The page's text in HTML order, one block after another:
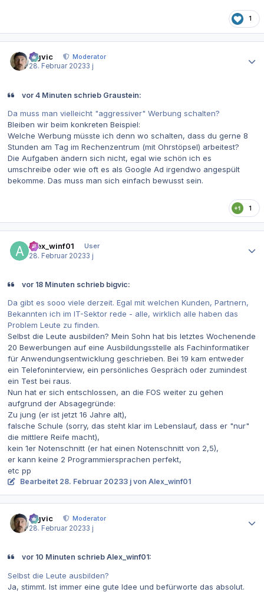
1
bigvic
Moderator
28. Februar 20233 j
vor 4 Minuten schrieb Graustein:
Da muss man vielleicht "aggressiver" Werbung schalten?
Bleiben wir beim konkreten Beispiel:
Welche Werbung müsste ich denn wo schalten, dass du gerne 8
Stunden am Tag im Rechenzentrum (mit Ohrstöpsel) arbeitest?
Die Aufgaben ändern sich nicht, egal wie schön ich es
umschreibe oder wie oft es als Google Ad irgendwo angespült
bekomme. Das muss man sich einfach bewusst sein.
1
Alex_winf01
User
28. Februar 20233 j
vor 18 Minuten schrieb bigvic:
Da gibt es sooo viele derzeit. Egal mit welchen Kunden, Partnern,
Bekannten ich im IT-Sektor rede - alle, wirklich alle haben das
Problem Leute zu finden.
Selbst die Leute ausbilden? Mein Sohn hat bis letztes Wochenende
20 Bewerbungen auf eine Ausbildungsstelle als Fachinformatiker
für Anwendungsentwicklung geschrieben. Bei 19 kam entweder
ein Telefoninterview, ein persönliches Gespräch oder zumindest
ein Test bei raus.
Nun hat er sich entschlossen, an die FOS weiter zu gehen
aufgrund der Absagegründe:
Zu jung (er ist jetzt 16 Jahre alt),
falsche Schule (sorry, das steht klar im Lebenslauf, dass er "nur"
die mittlere Reife macht),
kein 1er Notenschnitt (er hat einen Notenschnitt von 2,5),
er kann keine 2 Programmiersprachen perfekt,
etc pp
Bearbeitet 28. Februar 20233 j von Alex_winf01
bigvic
Moderator
28. Februar 20233 j
vor 10 Minuten schrieb Alex_winf01:
Selbst die Leute ausbilden?
Ja, stimmt. Ist immer eine gute Idee und befürworte das absolut.